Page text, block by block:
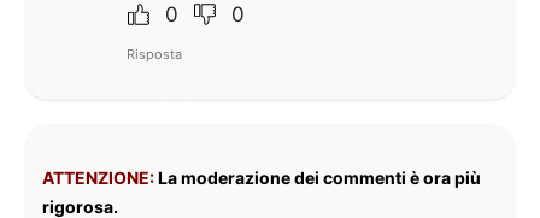
0 0
Risposta
ATTENZIONE:La moderazione dei commenti è ora più
rigorosa.